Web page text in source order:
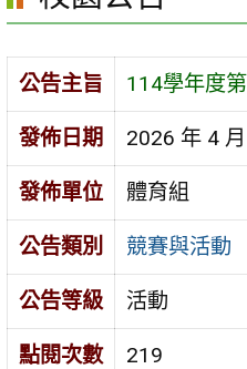
區
公告主旨 114學年度
發佈日期 2026 年 4
發佈單位 體育組
公告類別 競賽與活動
公告等級 活動
點閱次數 219